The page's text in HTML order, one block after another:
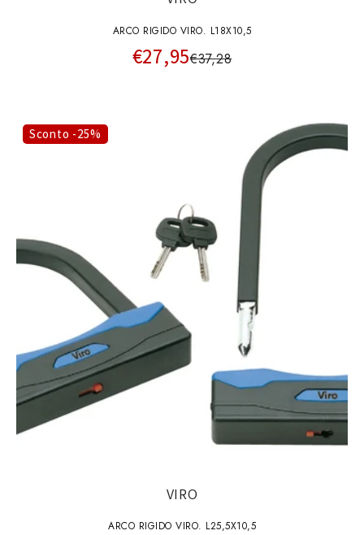
ARCO RIGIDO VIRO. L18X10,5
€27,95€37,28
Sconto -25%
VIRO
ARCO RIGIDO VIRO. L25,5X10,5